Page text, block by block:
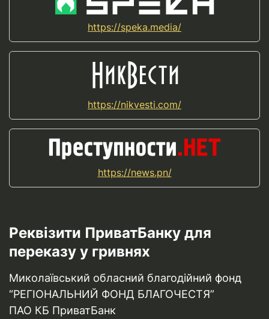
https://speka.media/
https://nikvesti.com/
https://news.pn/
Реквізити ПриватБанку для
переказу у гривнях
Миколаївський обласний благодійний фонд
“РЕГІОНАЛЬНИЙ ФОНД БЛАГОЧЕСТЯ”
ПАО КБ ПриватБанк